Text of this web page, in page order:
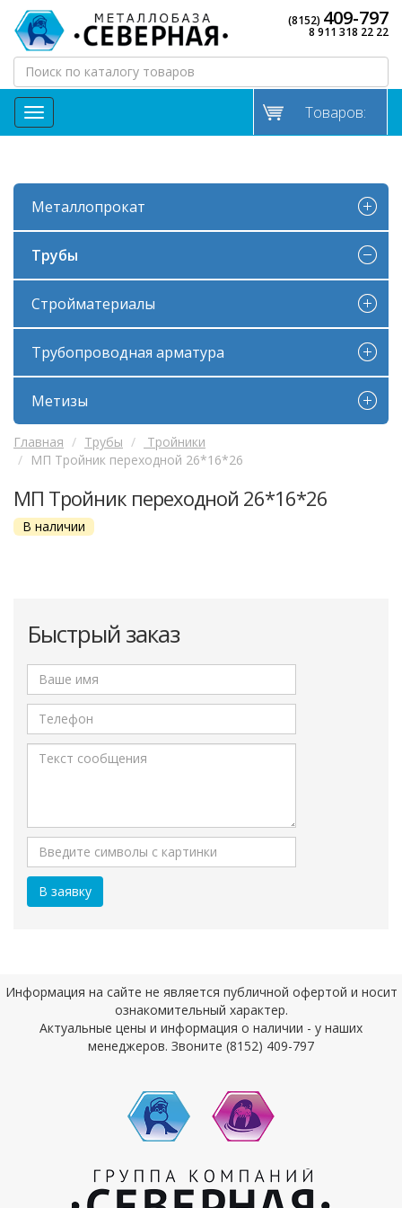
(8152) 409-797
8 911 318 22 22
МЕНЮ Товаров:
Металлопрокат
Трубы
Стройматериалы
Трубопроводная арматура
Метизы
Главная Трубы
Тройники
МП Тройник переходной 26*16*26
МП Тройник переходной 26*16*26
В наличии
Быстрый заказ
Информация на сайте не является публичной офертой и носит
ознакомительный характер.
Актуальные цены и информация о наличии - у наших
менеджеров. Звоните (8152) 409-797